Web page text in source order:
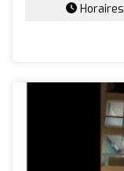
Horaires